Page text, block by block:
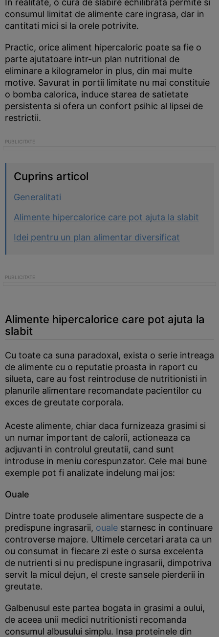
In realitate, o cura de slabire echilibrata permite si
consumul limitat de alimente care ingrasa, dar in
cantitati mici si la orele potrivite.
Practic, orice aliment hipercaloric poate sa fie o
parte ajutatoare intr-un plan nutritional de
eliminare a kilogramelor in plus, din mai multe
motive. Savurat in portii limitate nu mai constituie
o bomba calorica, induce starea de satietate
persistenta si ofera un confort psihic al lipsei de
restrictii.
Cuprins articol
Generalitati
Alimente hipercalorice care pot ajuta la slabit
Idei pentru un plan alimentar diversificat
Alimente hipercalorice care pot ajuta la
slabit
Cu toate ca suna paradoxal, exista o serie intreaga
de alimente cu o reputatie proasta in raport cu
silueta, care au fost reintroduse de nutritionisti in
planurile alimentare recomandate pacientilor cu
exces de greutate corporala.
Aceste alimente, chiar daca furnizeaza grasimi si
un numar important de calorii, actioneaza ca
adjuvanti in controlul greutatii, cand sunt
introduse in meniu corespunzator. Cele mai bune
exemple pot fi analizate indelung mai jos:
Ouale
Dintre toate produsele alimentare suspecte de a
predispune ingrasarii, ouale starnesc in continuare
controverse majore. Ultimele cercetari arata ca un
ou consumat in fiecare zi este o sursa excelenta
de nutrienti si nu predispune ingrasarii, dimpotriva
servit la micul dejun, el creste sansele pierderii in
greutate.
Galbenusul este partea bogata in grasimi a oului,
de aceea unii medici nutritionisti recomanda
consumul albusului simplu. Insa proteinele din